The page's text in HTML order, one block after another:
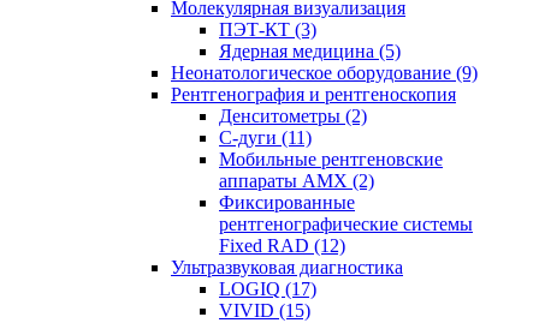
Молекулярная визуализация
ПЭТ-КТ (3)
Ядерная медицина (5)
Неонатологическое оборудование (9)
Рентгенография и рентгеноскопия
Денситометры (2)
C-дуги (11)
Мобильные рентгеновские
аппараты AMX (2)
Фиксированные
рентгенографические системы
Fixed RAD (12)
Ультразвуковая диагностика
LOGIQ (17)
VIVID (15)